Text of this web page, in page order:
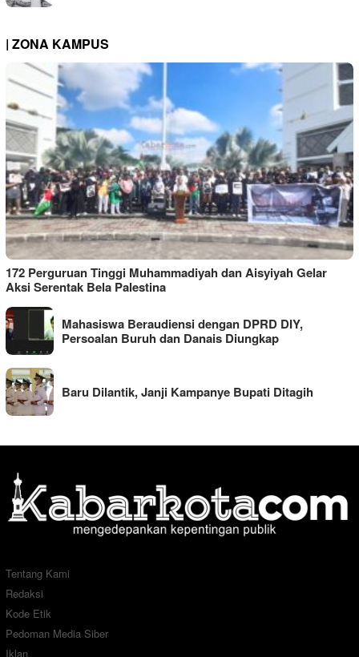
| ZONA KAMPUS
172 Perguruan Tinggi Muhammadiyah dan Aisyiyah Gelar
Aksi Serentak Bela Palestina
Mahasiswa Beraudiensi dengan DPRD DIY,
Persoalan Buruh dan Danais Diungkap
Baru Dilantik, Janji Kampanye Bupati Ditagih
Tentang Kami
Redaksi
Kode Etik
Pedoman Media Siber
Iklan